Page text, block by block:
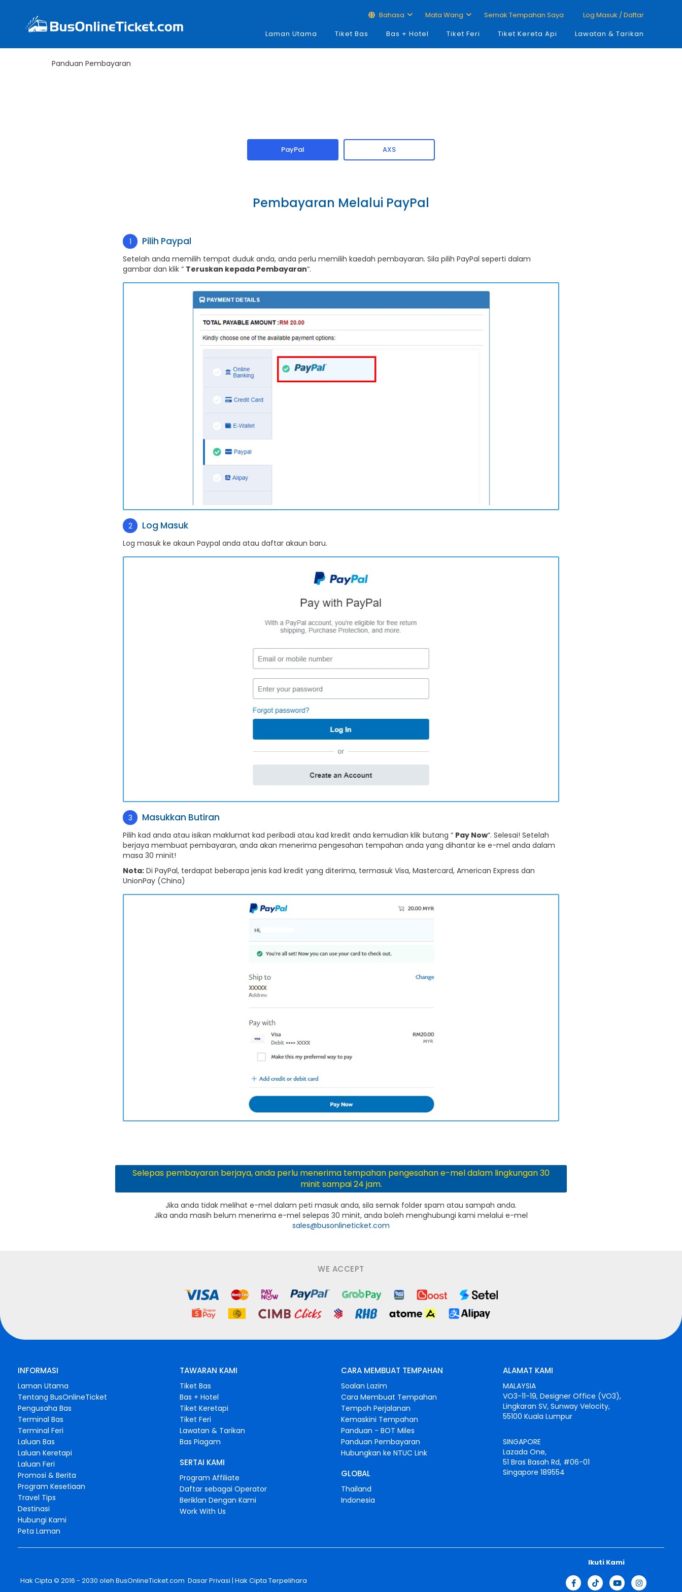
Bahasa Mata Wang Semak Tempahan Saya
Log Masuk / Daftar
Laman Utama
Tiket Bas Bas + Hotel Tiket Feri Tiket Kereta Api Lawatan & Tarikan
Panduan Pembayaran
PayPal AXS
Pembayaran Melalui PayPal
1 Pilih Paypal
Setelah anda memilih tempat duduk anda, anda perlu memilih kaedah pembayaran. Sila pilih PayPal seperti dalam
gambar dan klik “ Teruskan kepada Pembayaran“.
2 Log Masuk
Log masuk ke akaun Paypal anda atau daftar akaun baru.
3 Masukkan Butiran
Pilih kad anda atau isikan maklumat kad peribadi atau kad kredit anda kemudian klik butang “ Pay Now“. Selesai! Setelah
berjaya membuat pembayaran, anda akan menerima pengesahan tempahan anda yang dihantar ke e-mel anda dalam
masa 30 minit!
Nota: Di PayPal, terdapat beberapa jenis kad kredit yang diterima, termasuk Visa, Mastercard, American Express dan
UnionPay (China)
Selepas pembayaran berjaya, anda perlu menerima tempahan pengesahan e-mel dalam lingkungan 30
minit sampai 24 jam.
Jika anda tidak melihat e-mel dalam peti masuk anda, sila semak folder spam atau sampah anda.
Jika anda masih belum menerima e-mel selepas 30 minit, anda boleh menghubungi kami melalui e-mel
sales@busonlineticket.com
WE ACCEPT
INFORMASI
Laman Utama
Tentang BusOnlineTicket
Pengusaha Bas
Terminal Bas
Terminal Feri
Laluan Bas
Laluan Keretapi
Laluan Feri
Promosi & Berita
Program Kesetiaan
Travel Tips
Destinasi
Hubungi Kami
Peta Laman
TAWARAN KAMI
Tiket Bas
Bas + Hotel
Tiket Keretapi
Tiket Feri
Lawatan & Tarikan
Bas Piagam
SERTAI KAMI
Program Affiliate
Daftar sebagai Operator
Beriklan Dengan Kami
Work With Us
CARA MEMBUAT TEMPAHAN
Soalan Lazim
Cara Membuat Tempahan
Tempoh Perjalanan
Kemaskini Tempahan
Panduan - BOT Miles
Panduan Pembayaran
Hubungkan ke NTUC Link
GLOBAL
Thailand
Indonesia
ALAMAT KAMI
MALAYSIA
VO3-11-19, Designer Office (VO3),
Lingkaran SV, Sunway Velocity,
55100 Kuala Lumpur
SINGAPORE
Lazada One,
51 Bras Basah Rd, #06-01
Singapore 189554
Hak Cipta © 2016 - 2030 oleh BusOnlineTicket.com Dasar Privasi | Hak Cipta Terpelihara
Ikuti Kami